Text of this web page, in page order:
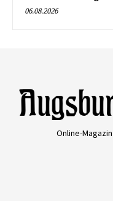
06.08.2026
Online-